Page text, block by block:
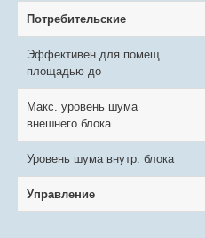
Потребительские
Эффективен для помещ.
площадью до
Макс. уровень шума
внешнего блока
Уровень шума внутр. блока
Управление